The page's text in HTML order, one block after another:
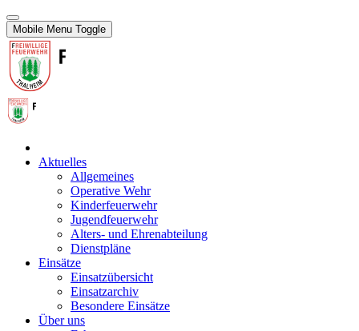
Mobile Menu Toggle
Aktuelles
Allgemeines
Operative Wehr
Kinderfeuerwehr
Jugendfeuerwehr
Alters- und Ehrenabteilung
Dienstpläne
Einsätze
Einsatzübersicht
Einsatzarchiv
Besondere Einsätze
Über uns